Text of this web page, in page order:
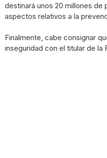
destinará unos 20 millones de
aspectos relativos a la
Finalmente, cabe consignar
inseguridad con el titular de la